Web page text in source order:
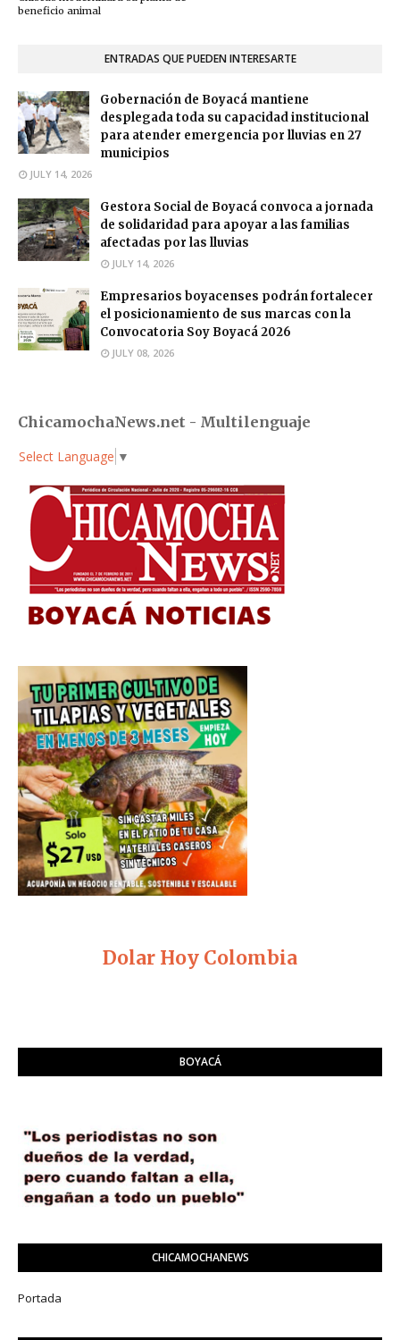
beneficio animal
ENTRADAS QUE PUEDEN INTERESARTE
Gobernación de Boyacá mantiene
desplegada toda su capacidad institucional
para atender emergencia por lluvias en 27
municipios
JULY 14, 2026
Gestora Social de Boyacá convoca a jornada
de solidaridad para apoyar a las familias
afectadas por las lluvias
JULY 14, 2026
Empresarios boyacenses podrán fortalecer
el posicionamiento de sus marcas con la
Convocatoria Soy Boyacá 2026
JULY 08, 2026
ChicamochaNews.net - Multilenguaje
Select Language ▼
Dolar Hoy Colombia
BOYACÁ
CHICAMOCHANEWS
Portada